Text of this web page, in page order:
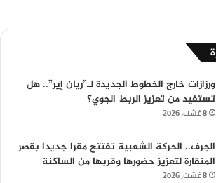
ورزازات خارج الخطوط الجديدة لـ”ريان إير”.. هل
تستفيد من تعزيز الربط الجوي؟
8 غشت، 2026
الجرف.. الحركة الشعبية تفتتح مقرا جديدا بقصر
المنقارة لتعزيز حضورها وقربها من الساكنة
8 غشت، 2026